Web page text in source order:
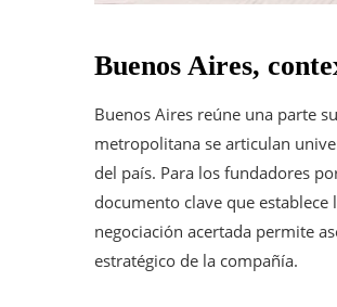
Buenos Aires,
Buenos Aires reúne una parte
metropolitana se articulan
del país. Para los fundadores
documento clave que
negociación acertada permite
estratégico de la compañía.